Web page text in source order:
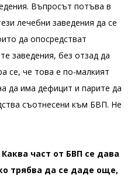
Въпросът потъва в
лечебни заведения да се
да опосредстват
заведения, без отзад да
се, че това е по-малкият
да има дефицит и парите да
съотнесени към БВП. Не
част от БВП се дава
трябва да се даде още,